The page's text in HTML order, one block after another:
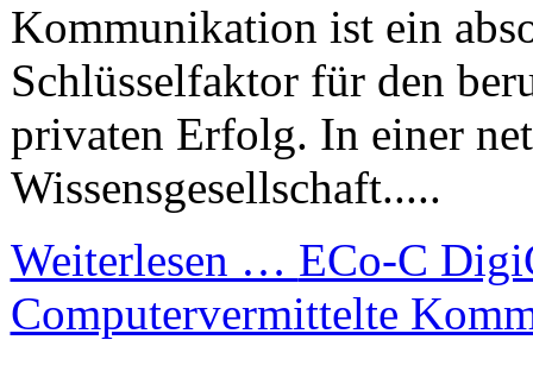
Kommunikation ist ein
Schlüsselfaktor für den
privaten Erfolg. In einer
Wissensgesellschaft.....
Weiterlesen … ECo-C
Computervermittelte